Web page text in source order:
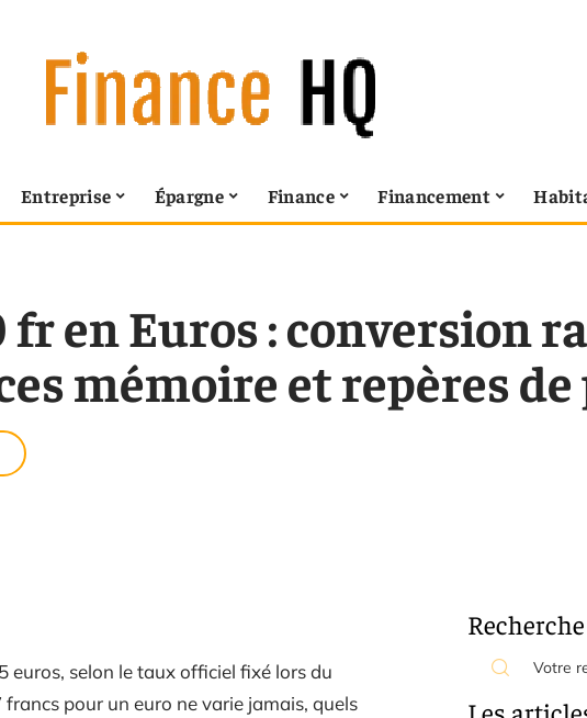
Entreprise Épargne Finance Financement
fr en Euros : conversion
mémoire et repères
selon le taux officiel fixé lors du
pour un euro ne varie jamais, quels
Recherche
Les